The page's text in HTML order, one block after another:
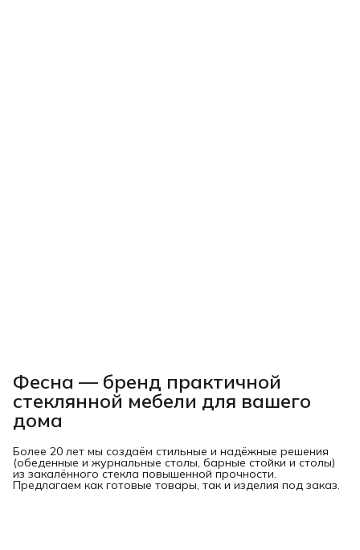
Фесна — бренд практичной
стеклянной мебели для вашего
дома
Более 20 лет мы создаём стильные и надёжные решения
(обеденные и журнальные столы, барные стойки и столы)
из закалённого стекла повышенной прочности.
Предлагаем как готовые товары, так и изделия под заказ.